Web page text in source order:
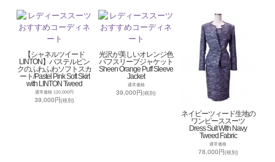
【シャネルツイード
LINTON】パステルピン
クのふわふわソフトスカ
ート/Pastel Pink Soft Skirt
with LINTON Tweed
通常価格 120,000円
39,000円(税別)
光沢が美しいオレンジ色
パフスリーブジャケット
Sheen Orange Puff Sleeve
Jacket
通常価格
39,000円(税別)
ネイビーツィード生地の
ワンピーススーツ
Dress Suit With Navy
Tweed Fabric
通常価格
78,000円(税別)